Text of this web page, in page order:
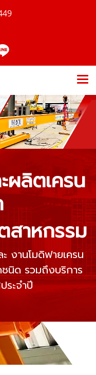
ลิตเครน
สาหกรรม
งานโมดิฟายเครน
ชนิด รวมถึงบริการ
ระจำปี